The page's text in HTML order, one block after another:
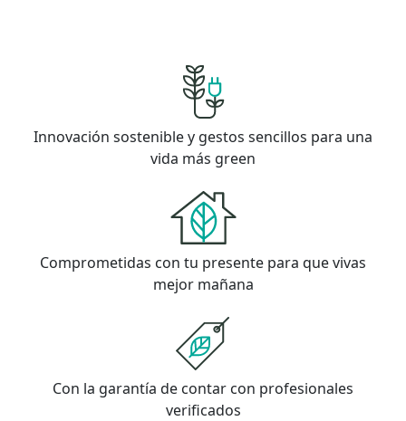
Innovación sostenible y gestos sencillos para una
vida más green
Comprometidas con tu presente para que vivas
mejor mañana
Con la garantía de contar con profesionales
verificados